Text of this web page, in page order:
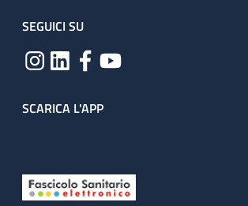
SEGUICI SU
SCARICA L'APP